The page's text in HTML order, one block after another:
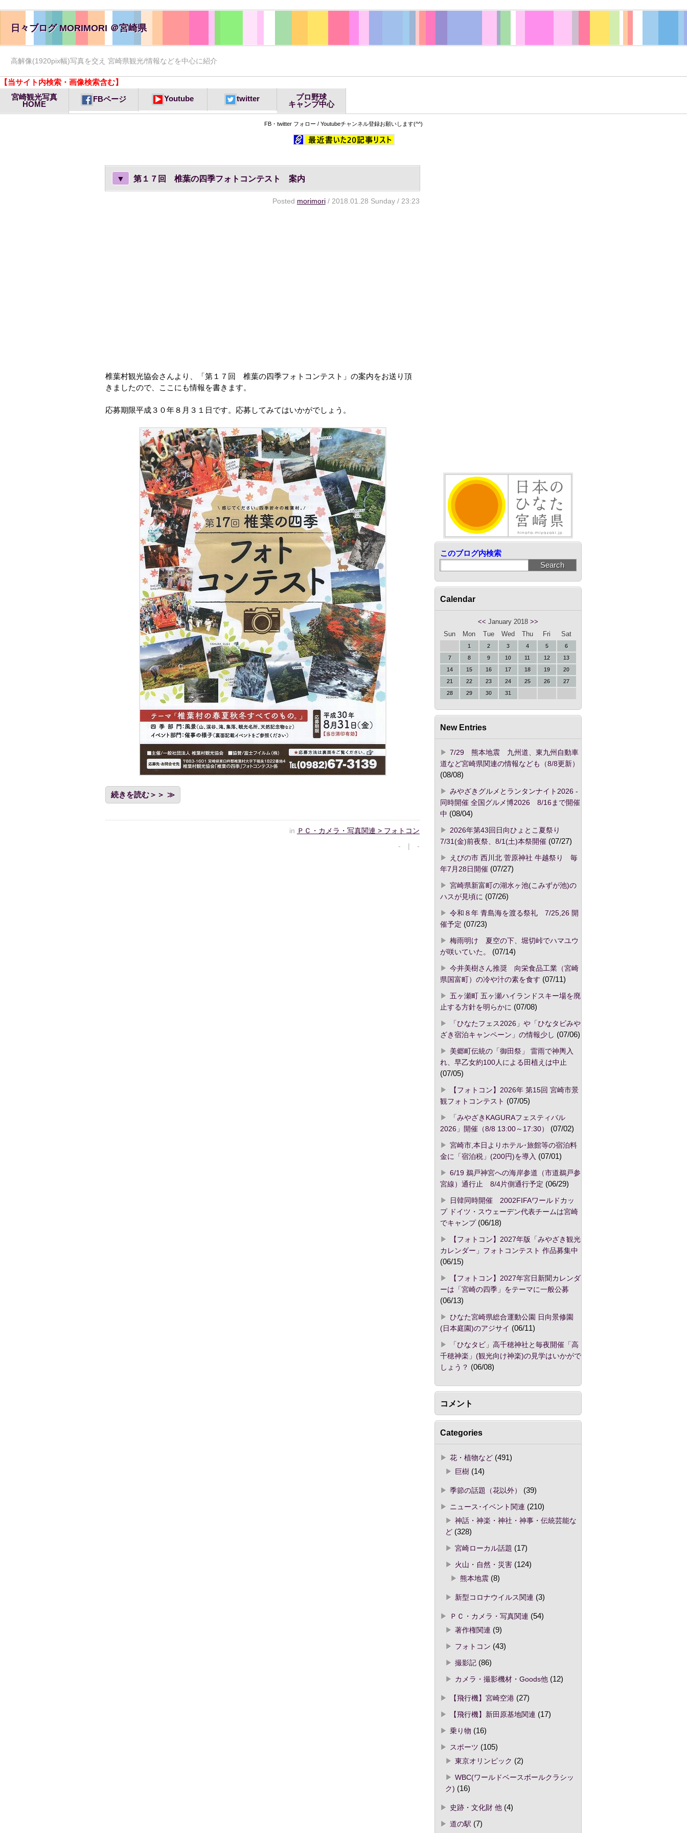
日々ブログ MORIMORI ＠宮崎県
高解像(1920pix幅)写真を交え 宮崎県観光/情報などを中心に紹介
【当サイト内検索・画像検索含む】
宮崎観光写真
HOME
FBページ Youtube twitter
プロ野球
キャンプ中心
FB・twitter フォロー / Youtubeチャンネル登録お願いします(^^)
▼ 第１７回 椎葉の四季フォトコンテスト 案内
Posted morimori/ 2018.01.28 Sunday / 23:23
椎葉村観光協会さんより、「第１７回 椎葉の四季フォトコンテスト」の案内をお送り頂
きましたので、ここにも情報を書きます。
応募期限平成３０年８月３１日です。応募してみてはいかがでしょう。
続きを読む＞＞
in ＰＣ・カメラ・写真関連 > フォトコン
- | -
このブログ内検索
Calendar
<< January 2018 >>
Sun
Mon Tue Wed Thu Fri Sat
1 2 3 4 5
6
7
8 9 10 11 12
13
14
15 16 17 18 19
20
21
22 23 24 25 26
27
28
29 30 31
New Entries
7/29 熊本地震 九州道、東九州自動車
道など宮崎県関連の情報なども（8/8更新）
(08/08)
みやざきグルメとランタンナイト2026 -
同時開催 全国グルメ博2026 8/16まで開催
中 (08/04)
2026年第43回日向ひょとこ夏祭り
7/31(金)前夜祭、8/1(土)本祭開催(07/27)
えびの市 西川北 菅原神社 牛越祭り 毎
年7月28日開催(07/27)
宮崎県新富町の湖水ヶ池(こみずが池)の
ハスが見頃に (07/26)
令和８年 青島海を渡る祭礼 7/25,26 開
催予定 (07/23)
梅雨明け 夏空の下、堀切峠でハマユウ
が咲いていた。
(07/14)
今井美樹さん推奨 向栄食品工業（宮崎
県国富町）の冷や汁の素を食す (07/11)
五ヶ瀬町 五ヶ瀬ハイランドスキー場を廃
止する方針を明らかに (07/08)
「ひなたフェス2026」や「ひなタビみや
ざき宿泊キャンペーン」の情報少し (07/06)
美郷町伝統の「御田祭」 雷雨で神輿入
れ、早乙女約100人による田植えは中止
(07/05)
【フォトコン】2026年 第15回 宮崎市景
観フォトコンテスト (07/05)
「みやざきKAGURAフェスティバル
2026」開催（8/8 13:00～17:30）
(07/02)
宮崎市,本日よりホテル･旅館等の宿泊料
金に「宿泊税」(200円)を導入 (07/01)
6/19 鵜戸神宮への海岸参道（市道鵜戸参
宮線）通行止 8/4片側通行予定 (06/29)
日韓同時開催 2002FIFAワールドカッ
プ ドイツ・スウェーデン代表チームは宮崎
でキャンプ(06/18)
【フォトコン】2027年版「みやざき観光
カレンダー」フォトコンテスト 作品募集中
(06/15)
【フォトコン】2027年宮日新聞カレンダ
ーは「宮崎の四季」をテーマに一般公募
(06/13)
ひなた宮崎県総合運動公園 日向景修園
(日本庭園)のアジサイ (06/11)
「ひなタビ」高千穂神社と毎夜開催「高
千穂神楽」(観光向け神楽)の見学はいかがで
しょう？ (06/08)
コメント
Categories
花・植物など(491)
巨樹(14)
季節の話題（花以外）
(39)
ニュース･イベント関連 (210)
神話・神楽・神社・神事・伝統芸能な
ど(328)
宮崎ローカル話題 (17)
火山・自然・災害(124)
熊本地震(8)
新型コロナウイルス関連 (3)
ＰＣ・カメラ・写真関連 (54)
著作権関連 (9)
フォトコン (43)
撮影記(86)
カメラ・撮影機材・Goods他(12)
【飛行機】宮崎空港(27)
【飛行機】新田原基地関連 (17)
乗り物 (16)
スポーツ (105)
東京オリンピック (2)
WBC(ワールドベースボールクラシッ
ク) (16)
史跡・文化財 他(4)
道の駅 (7)